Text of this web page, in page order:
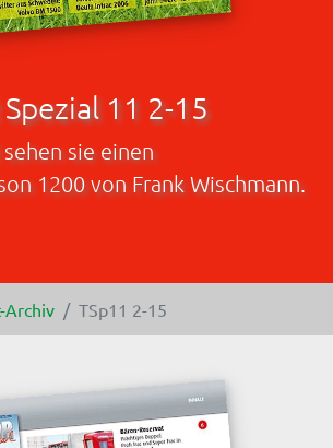
Spezial 11 2-15
sie einen
1200 von Frank Wischmann.
Archiv TSp11 2-15